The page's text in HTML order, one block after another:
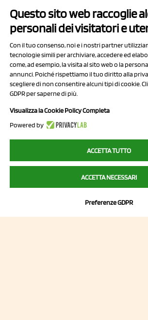
Via Prov.le Sassuolo Vignola
41057 Spilamberto (MO)
P.I/C.F. 01041460369
REA: MO 208553
Questo sito web raccoglie
personali dei visitatori e
Con il tuo consenso, noi e i nostri partner
tecnologie simili per archiviare, accedere ed
come, ad esempio, la visita al sito web o la
annunci. Poiché rispettiamo il tuo diritto alla
scegliere di non consentire alcuni tipi di cookie.
GDPR per saperne di più.
Visualizza la Cookie Policy Completa
Powered by
ACCETTA TUTTO
ACCETTA NECESSARI
Preferenze GDPR